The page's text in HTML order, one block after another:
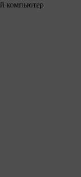
компьютер